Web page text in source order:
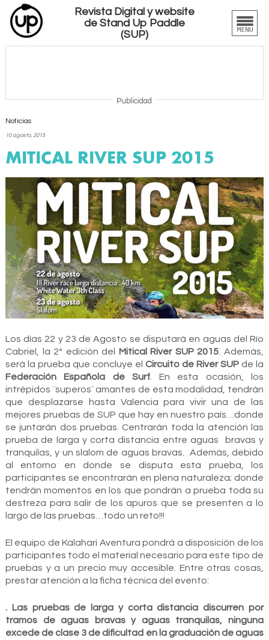
Revista Digital y website
de Stand Up Paddle
(SUP)
Publicidad
Noticias
10 agosto, 2015
MITICAL RIVER SUP 2015
Los días 22 y 23 de Agosto se disputará en aguas del Río
Cabriel, la 2º edición del
Mitical River SUP 2015. Además,
será la prueba que concluye el Circuito de River SUP de la
Federación Española de Surf. En esta ocasión, los
intrépidos ¨superos¨ amantes de esta modalidad, tendrán
que desplazarse hasta Valencia para vivir una de las
mejores pruebas de SUP que hay en nuestro país…donde
se juntarán dos pruebas. Centrarán toda la atención las
prueba de larga y corta distancia entre aguas bravas y
tranquilas, y un slalom de aguas bravas. Además, debido
al entorno en donde se disputa esta prueba, los
participantes se encontrarán en plena naturaleza; donde
tendrán momentos en los que pondrán a prueba toda su
destreza para salir de los apuros que se presenten a lo
largo de las pruebas…todo un reto!!!
El equipo de Kalahari Aventura pondrá a disposición de los
participantes todo el material necesario para este tipo de
pruebas y a un precio muy accesible. Entre otras cosas,
prestar atención a la ficha técnica del evento:
. Las pruebas de larga y corta distancia discurren por
tramos de aguas bravas y aguas tranquilas, ninguna
excede de clase 3 de dificultad en la graduación de aguas